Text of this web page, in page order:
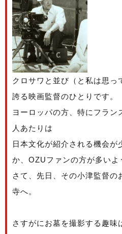
クロサワと並び（と私は思っ
誇る映画監督のひとりです。
ヨーロッパの方、特にフラン
人あたりは
日本文化が紹介される機会が
か、OZUファンの方が多いよ
さて、先日、その小津監督の
寺へ。
さすがにお墓を撮影する趣味